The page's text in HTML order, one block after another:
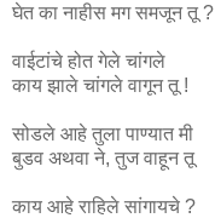
घेत का नाहीस मग समजून तू ?
वाईटांचे होत गेले चांगले
काय झाले चांगले वागून तू !
सोडले आहे तुला पाण्यात मी
बुडव अथवा ने, तुज वाहून तू
काय आहे राहिले सांगायचे ?